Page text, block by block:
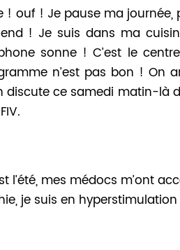
! ouf ! Je pause ma
! Je suis dans ma
sonne ! C’est le
n’est pas bon ! On
ce samedi matin-là
l’été, mes médocs m’ont
je suis en